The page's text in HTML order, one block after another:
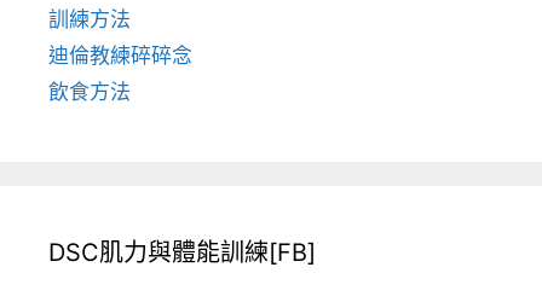
訓練方法
迪倫教練碎碎念
飲食方法
DSC肌力與體能訓練[FB]